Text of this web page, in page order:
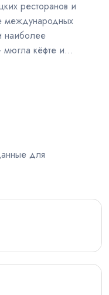
ресторанов и
международных
наиболее
мюгла кёфте и
для